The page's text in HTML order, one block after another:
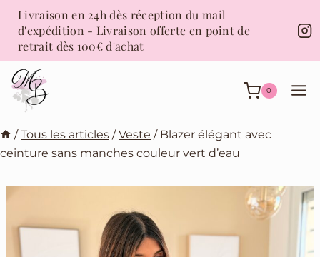
Aller
contenu
Livraison en 24h dès réception du mail
d'expédition - Livraison offerte en point de
retrait dès 100€ d'achat
0
/ Tous les articles / Veste / Blazer élégant avec
ceinture sans manches couleur vert d’eau